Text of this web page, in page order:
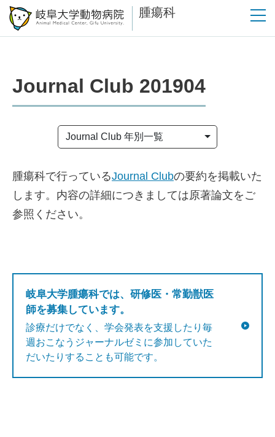
腫瘍科
Journal Club 201904
Journal Club 年別一覧
腫瘍科で行っているJournal Clubの要約を掲載いた
します。内容の詳細につきましては原著論文をご
参照ください。
岐阜大学腫瘍科では、研修医・常勤獣医
師を募集しています。
診療だけでなく、学会発表を支援したり毎
週おこなうジャーナルゼミに参加していた
だいたりすることも可能です。